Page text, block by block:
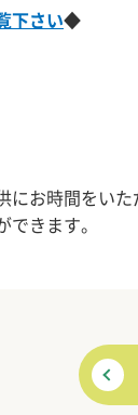
下さい◆
お時間をい
きます。